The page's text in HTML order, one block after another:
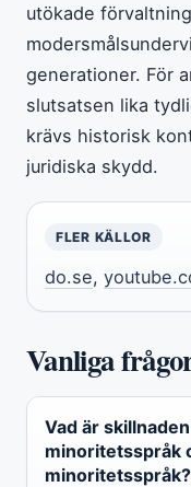
utökade
generationer. För
slutsatsen lika
krävs historisk
juridiska skydd.
FLER KÄLLOR
do.se,
Vanliga
Vad är
minoritetsspråk
minoritetsspråk?